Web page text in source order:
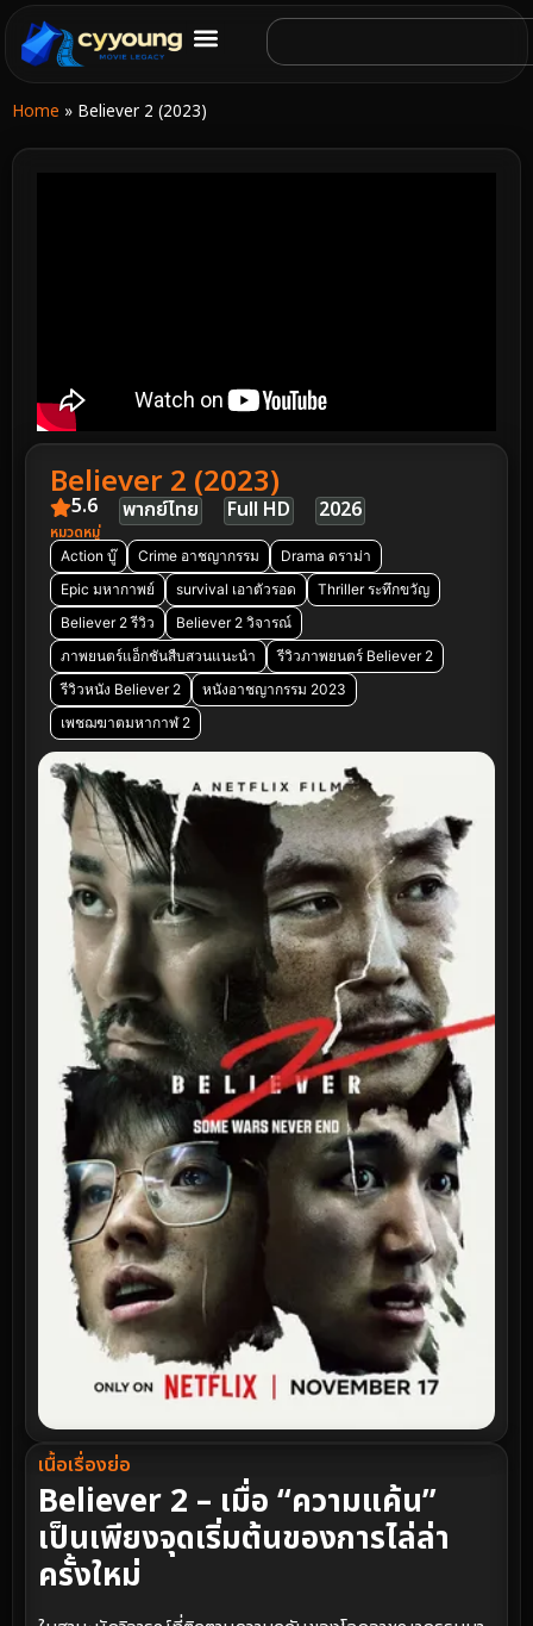
Home » Believer 2 (2023)
Believer 2 (2023)
5.6 พากย์ไทย Full HD 2026
หมวดหมู่
Action บู๊ Crime อาชญากรรม
Drama ดราม่า
Epic มหากาพย์
survival เอาตัวรอด
Thriller ระทึกขวัญ
Believer 2 รีวิว
Believer 2 วิจารณ์
ภาพยนตร์แอ็กชันสืบสวนแนะนำ
รีวิวภาพยนตร์ Believer 2
รีวิวหนัง Believer 2
หนังอาชญากรรม 2023
เพชฌฆาตมหากาฬ 2
เนื้อเรื่องย่อ
Believer 2 – เมื่อ “ความแค้น”
เป็นเพียงจุดเริ่มต้นของการไล่ล่า
ครั้งใหม่